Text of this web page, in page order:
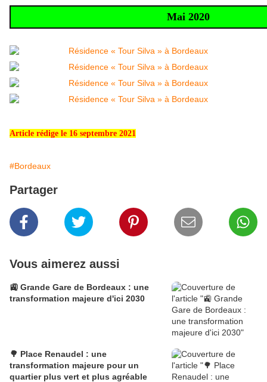
Mai 2020
Article rédige le 16 septembre 2021
#Bordeaux
Partager
Vous aimerez aussi
🚉 Grande Gare de Bordeaux : une
transformation majeure d'ici 2030
🌳 Place Renaudel : une
transformation majeure pour un
quartier plus vert et plus agréable